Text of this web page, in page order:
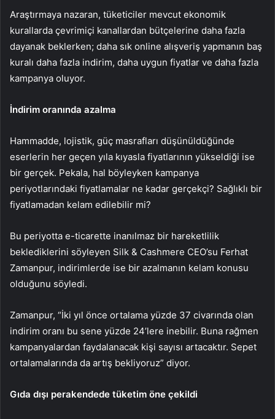
Araştırmaya nazaran, tüketiciler mevcut ekonomik
kurallarda çevrimiçi kanallardan bütçelerine daha fazla
dayanak beklerken; daha sık online alışveriş yapmanın baş
kuralı daha fazla indirim, daha uygun fiyatlar ve daha fazla
kampanya oluyor.
İndirim oranında azalma
Hammadde, lojistik, güç masrafları düşünüldüğünde
eserlerin her geçen yıla kıyasla fiyatlarının yükseldiği ise
bir gerçek. Pekala, hal böyleyken kampanya
periyotlarındaki fiyatlamalar ne kadar gerçekçi? Sağlıklı bir
fiyatlamadan kelam edilebilir mi?
Bu periyotta e-ticarette inanılmaz bir hareketlilik
beklediklerini söyleyen Silk & Cashmere CEO’su Ferhat
Zamanpur, indirimlerde ise bir azalmanın kelam konusu
olduğunu söyledi.
Zamanpur, “İki yıl önce ortalama yüzde 37 civarında olan
indirim oranı bu sene yüzde 24’lere inebilir. Buna rağmen
kampanyalardan faydalanacak kişi sayısı artacaktır. Sepet
ortalamalarında da artış bekliyoruz” diyor.
Gıda dışı perakendede tüketim öne çekildi